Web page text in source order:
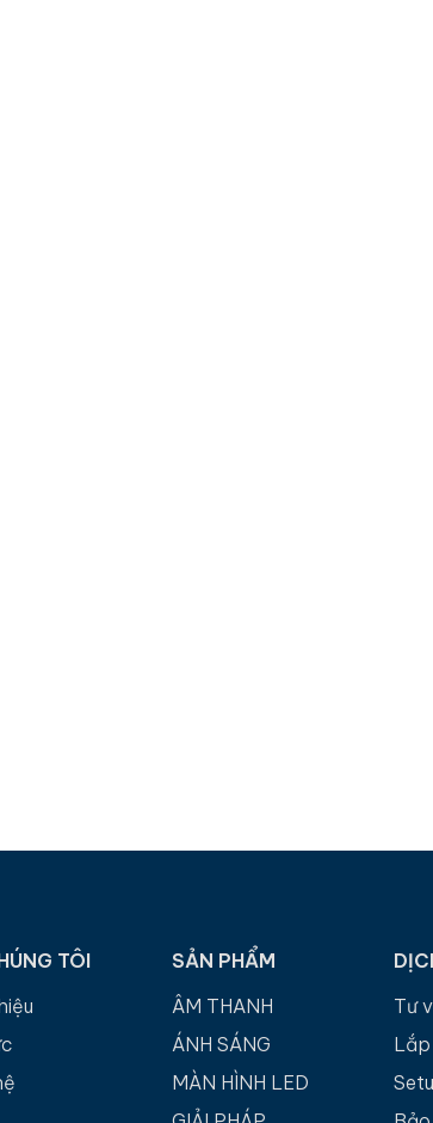
TÔI
SẢN PHẨM
ÂM THANH
ÁNH SÁNG
MÀN HÌNH LED
Tư